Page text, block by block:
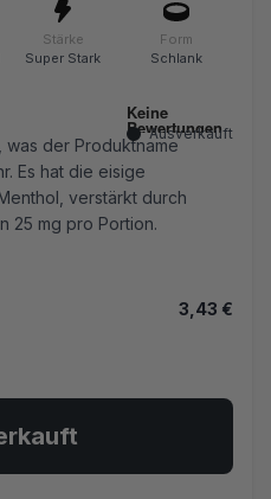
Stärke
Super Stark
Form
Schlank
was der Produktname
Es hat die eisige
verstärkt durch
25 mg pro Portion.
Ausverkauft
3,43 €